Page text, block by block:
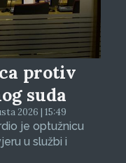
protiv
suda
2026 | 15:49
je optužnicu
u službi i